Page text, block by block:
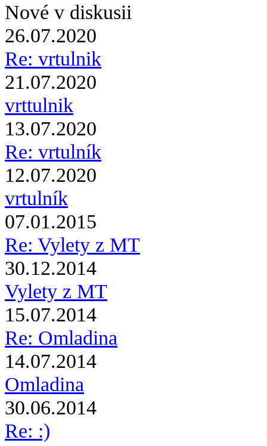
Nové v diskusii
26.07.2020
Re: vrtulnik
21.07.2020
vrttulnik
13.07.2020
Re: vrtulník
12.07.2020
vrtulník
07.01.2015
Re: Vylety z MT
30.12.2014
Vylety z MT
15.07.2014
Re: Omladina
14.07.2014
Omladina
30.06.2014
Re: :)